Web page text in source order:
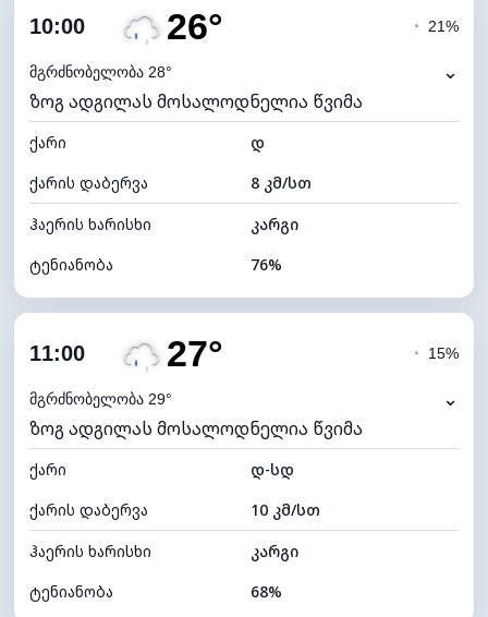
ღრუბლიანობა
ნამის წერტილი
ხილვადობა
10 კმ
განათების ინდექსი 4 (მკრთალი)
ღრუბლის სიმაღლე 6560 მ
10:00 26°
მგრძნობელობა 28°
◔ 21%
⌄
ზოგ ადგილას მოსალოდნელია წვიმა
ქარი
დ
ქარის დაბერვა
8 კმ/სთ
ჰაერის ხარისხი
კარგი
ტენიანობა
76%
ღრუბლიანობა
ნამის წერტილი
ხილვადობა
10 კმ
განათების ინდექსი 4 (მკრთალი)
ღრუბლის სიმაღლე 6640 მ
11:00 27°
მგრძნობელობა 29°
◔ 15%
⌄
ზოგ ადგილას მოსალოდნელია წვიმა
ქარი
დ-სდ
ქარის დაბერვა
10 კმ/სთ
ჰაერის ხარისხი
კარგი
ტენიანობა
68%